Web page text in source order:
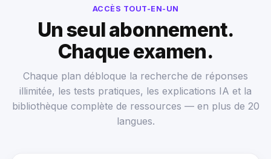
ACCÈS TOUT-EN-UN
Un seul abonnement.
Chaque examen.
Chaque plan débloque la recherche de réponses
illimitée, les tests pratiques, les explications IA et la
bibliothèque complète de ressources — en plus de 20
langues.